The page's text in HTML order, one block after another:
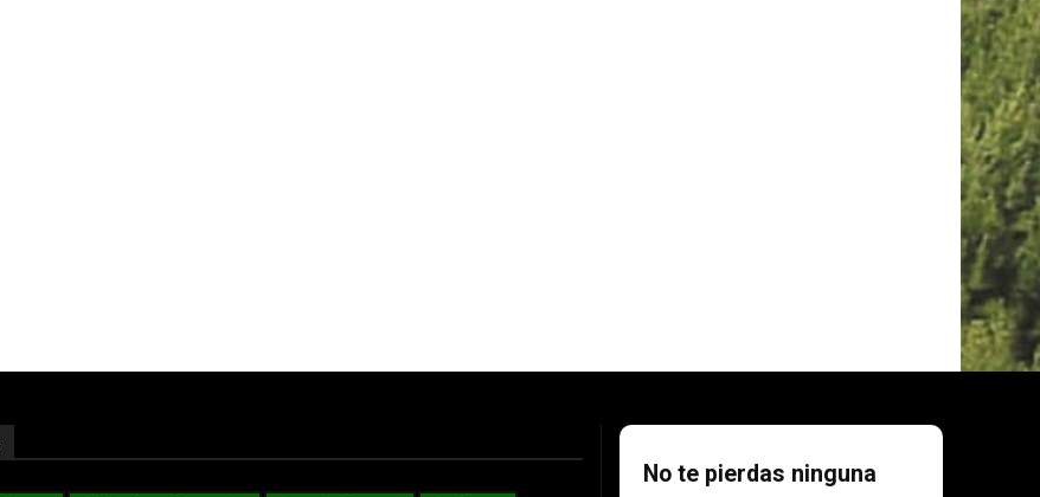
No te pierdas ninguna